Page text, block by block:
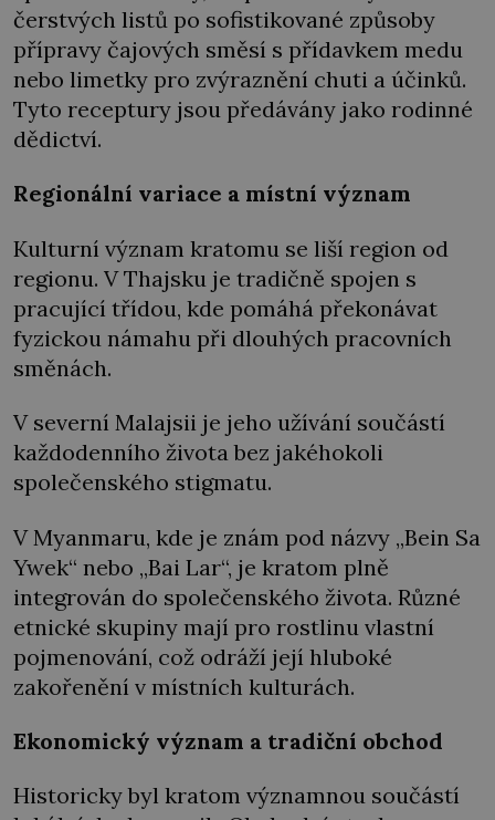
čerstvých listů po sofistikované způsoby
přípravy čajových směsí s přídavkem medu
nebo limetky pro zvýraznění chuti a účinků.
Tyto receptury jsou předávány jako rodinné
dědictví.
Regionální variace a místní význam
Kulturní význam kratomu se liší region od
regionu. V Thajsku je tradičně spojen s
pracující třídou, kde pomáhá překonávat
fyzickou námahu při dlouhých pracovních
směnách.
V severní Malajsii je jeho užívání součástí
každodenního života bez jakéhokoli
společenského stigmatu.
V Myanmaru, kde je znám pod názvy „Bein Sa
Ywek“ nebo „Bai Lar“, je kratom plně
integrován do společenského života. Různé
etnické skupiny mají pro rostlinu vlastní
pojmenování, což odráží její hluboké
zakořenění v místních kulturách.
Ekonomický význam a tradiční obchod
Historicky byl kratom významnou součástí